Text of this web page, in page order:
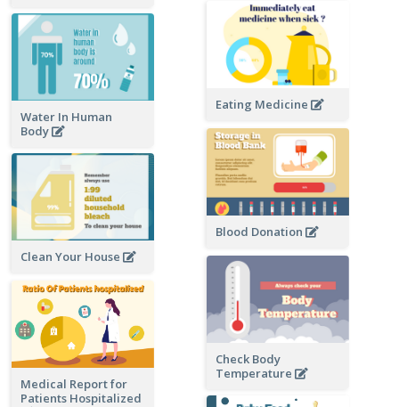
Eating Medicine
Water In Human
Body
Blood Donation
Clean Your House
Check Body
Temperature
Medical Report for
Patients Hospitalized